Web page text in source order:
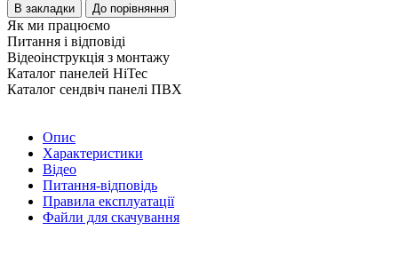
В закладки
До порівняння
Як ми працюємо
Питання і відповіді
Відеоінструкція з монтажу
Каталог панелей HiTec
Каталог сендвіч панелі ПВХ
Опис
Характеристики
Відео
Питання-відповідь
Правила експлуатації
Файли для скачування